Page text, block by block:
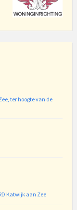
ter hoogte van de
Katwijk aan Zee